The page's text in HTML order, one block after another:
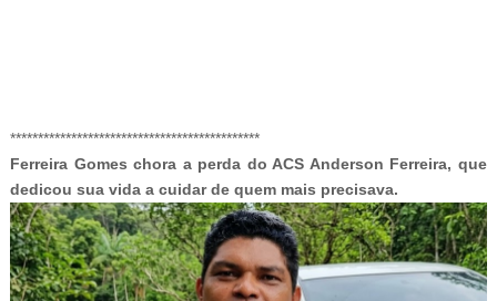
*********************************************
Ferreira Gomes chora a perda do ACS Anderson Ferreira, que
dedicou sua vida a cuidar de quem mais precisava.